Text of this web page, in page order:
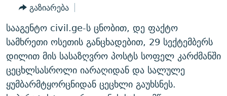
60 ᲓᲔᲪᲘᲑᲔᲚᲘ
ᲒᲐᲜᲙᲘᲗᲮᲕᲘᲡ ᲓᲦᲔ
ᲓᲘᲚᲘᲡ ᲡᲐᲣᲑᲠᲔᲑᲘ
ᲛᲝᲚᲐᲞᲐᲠᲐᲙᲔ ᲢᲔᲥᲡᲢᲔᲑᲘ
ᲤᲔᲜᲝᲕᲐᲜᲘ - 2.10
ᲗᲥᲕᲔᲜᲘ ᲞᲣᲑᲚᲘᲙᲐᲪᲘᲔᲑᲘ
ᲞᲠᲝᲔᲥᲢᲔᲑᲘ
ᲣᲙᲠᲐᲘᲜᲐᲨᲘ ᲓᲐᲦᲣᲞᲣᲚᲘ ᲥᲐᲠᲗᲕᲔᲚᲘ ᲛᲔᲑᲠᲫᲝᲚᲔᲑᲘ - 2022
ᲓᲐᲛᲝᲣᲙᲘᲓᲔᲑᲚᲝᲑᲘᲡ 100 ᲬᲔᲚᲘ
ᲩᲔᲛᲘ ᲡᲘᲙᲕᲓᲘᲚᲘᲡ ᲛᲘᲖᲔᲖᲘᲐ COVID-19
ЭХО КАВКАЗА
ᲒᲐᲛᲝᲘᲬᲔᲠᲔ
გაზიარება
სააგენტო civil.ge-ს ცნობით, დე ფაქტო
სამხრეთი ოსეთის განცხადებით, 29 სექტემბერს
დილით მის სასაზღვრო პოსტს სოფელ კარძმანში
ცეცხლსასროლი იარაღიდან და სალულე
ყუმბარმტყორცნიდან ცეცხლი გაუხსნეს.